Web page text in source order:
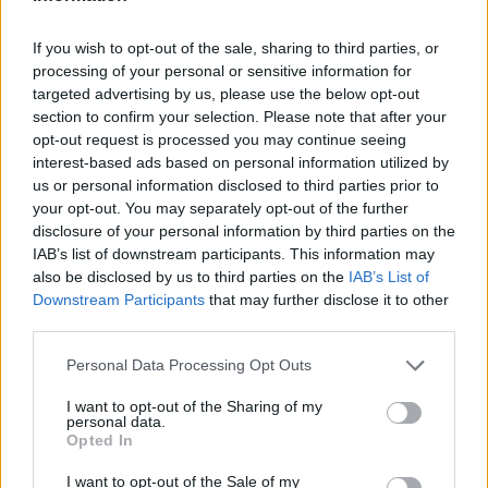
If you wish to opt-out of the sale, sharing to third parties, or
processing of your personal or sensitive information for
targeted advertising by us, please use the below opt-out
section to confirm your selection. Please note that after your
opt-out request is processed you may continue seeing
interest-based ads based on personal information utilized by
us or personal information disclosed to third parties prior to
your opt-out. You may separately opt-out of the further
disclosure of your personal information by third parties on the
IAB’s list of downstream participants. This information may
also be disclosed by us to third parties on the IAB’s List of
Downstream Participants that may further disclose it to other
Please note that this website/app uses one or more Google
not limited to your visit or usage behaviour. You may click to
grant or deny consent to Google and its third-party tags to
use your data for below specified purposes in below Google
consent section.
Personal Data Processing Opt Outs
I want to opt-out of the Sharing of my
personal data.
Opted In
I want to opt-out of the Sale of my
2015. április 18. szombat, 06:41
15 éves és a rali az álma
Még csak 15 éves, és a szárnyait próbálgatja az autósportban,
de minden álma, hogy autóversenyző lehessen. Ő nem más,